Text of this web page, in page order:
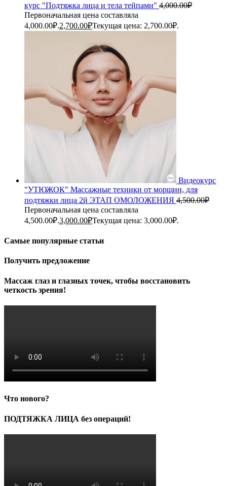
курс "Подтяжка лица и тела тейпами" 4,000.00₽
Первоначальная цена составляла
4,000.00₽.2,700.00₽Текущая цена: 2,700.00₽.
Видеокурс
"УТЮЖОК" Массажные техники от морщин, для
подтяжки лица 2й ЭТАП ОМОЛОЖЕНИЯ 4,500.00₽
Первоначальная цена составляла
4,500.00₽.3,000.00₽Текущая цена: 3,000.00₽.
Самые популярные статьи
Получить предложение
Массаж глаз и глазных точек, чтобы восстановить
четкость зрения!
Что нового?
ПОДТЯЖКА ЛИЦА без операций!